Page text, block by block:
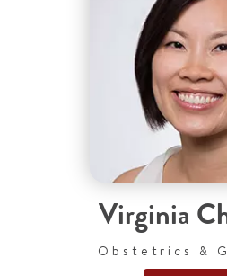
Virginia
Obstetrics &